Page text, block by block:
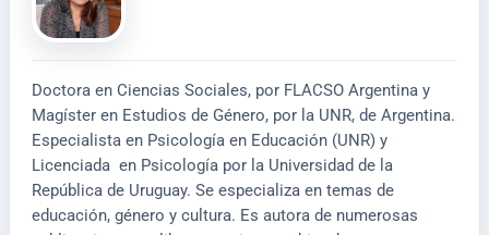
Doctora en Ciencias Sociales, por FLACSO Argentina y
Magíster en Estudios de Género, por la UNR, de Argentina.
Especialista en Psicología en Educación (UNR) y
Licenciada en Psicología por la Universidad de la
República de Uruguay. Se especializa en temas de
educación, género y cultura. Es autora de numerosas